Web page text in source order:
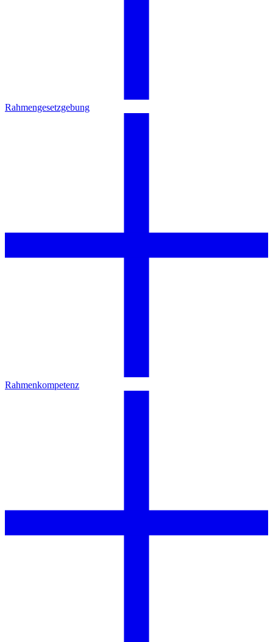
Rahmengesetzgebung
Rahmenkompetenz